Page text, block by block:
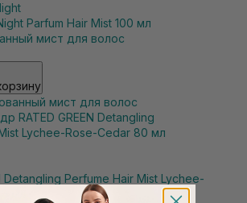
Parfum Hair Mist 100 мл
мист для волос
Detangling Perfume Hair Mist Lychee-
мл